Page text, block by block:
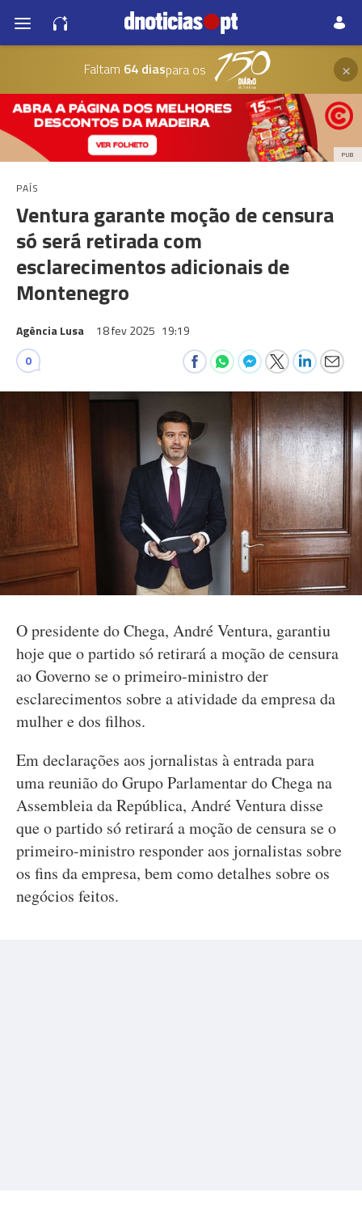
Faltam 64 diaspara os ×
PUB
PAÍS
Ventura garante moção de censura
só será retirada com
esclarecimentos adicionais de
Montenegro
Agência Lusa 18 fev 2025 19:19
0
O presidente do Chega, André Ventura, garantiu
hoje que o partido só retirará a moção de censura
ao Governo se o primeiro-ministro der
esclarecimentos sobre a atividade da empresa da
mulher e dos filhos.
Em declarações aos jornalistas à entrada para
uma reunião do Grupo Parlamentar do Chega na
Assembleia da República, André Ventura disse
que o partido só retirará a moção de censura se o
primeiro-ministro responder aos jornalistas sobre
os fins da empresa, bem como detalhes sobre os
negócios feitos.